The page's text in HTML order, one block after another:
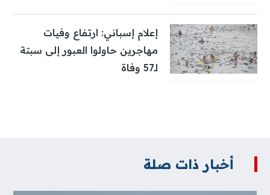
إعلام إسباني: ارتفاع وفيات
مهاجرين حاولوا العبور إلى سبتة
لـ57 وفاة
أخبار ذات صلة